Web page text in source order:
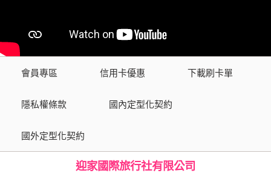
會員專區 信用卡優惠 下載刷卡單
隱私權條款 國內定型化契約
國外定型化契約
迎家國際旅行社有限公司